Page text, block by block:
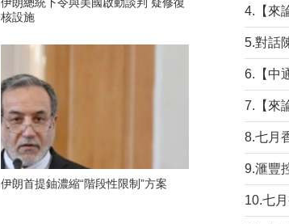
核設施
伊朗首提鈾濃縮“階段性限制”方案
8.七月
9.滙豐
10.七